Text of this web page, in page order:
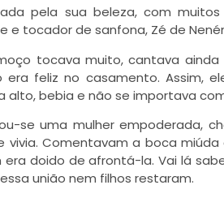
pela sua beleza, com
e tocador de sanfona, Zé de
tocava muito, cantava
era feliz no casamento. Assim,
alto, bebia e não se importava
se uma mulher empoderada,
vivia. Comentavam a boca
era doido de afrontá-la. Vai lá
união nem filhos restaram.